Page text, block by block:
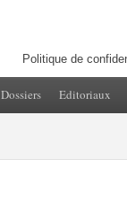
Politique de
Dossiers Editoriaux